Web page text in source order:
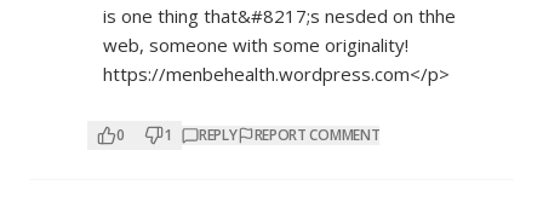
is one thing that&#8217;s nesded on thhe
web, someone with some originality!
https://menbehealth.wordpress.com</p>
0 1 REPLY REPORT COMMENT